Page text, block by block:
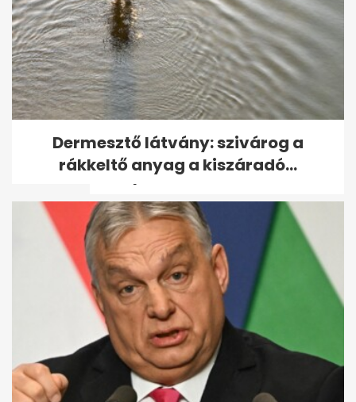
Ross Godfrey elárulta, mit
jelent neki a Sziget és
Budapest
Dermesztő látvány: szivárog a
rákkeltő anyag a kiszáradó...